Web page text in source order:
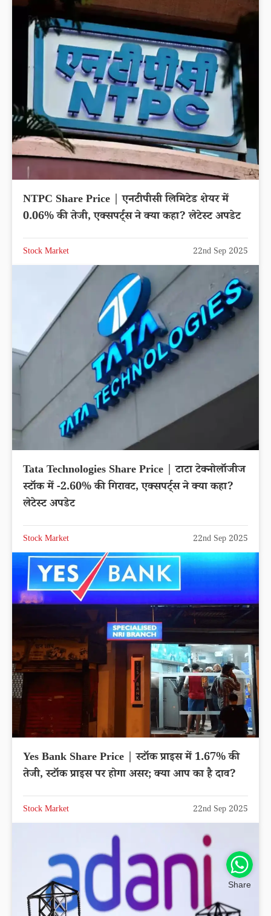
NTPC Share Price | एनटीपीसी लिमिटेड शेयर में
0.06% की तेजी, एक्सपर्ट्स ने क्या कहा? लेटेस्ट अपडेट
Stock Market 22nd Sep 2025
Tata Technologies Share Price | टाटा टेक्नोलॉजीज
स्टॉक में -2.60% की गिरावट, एक्सपर्ट्स ने क्या कहा?
लेटेस्ट अपडेट
Stock Market 22nd Sep 2025
Yes Bank Share Price | स्टॉक प्राइस में 1.67% की
तेजी, स्टॉक प्राइस पर होगा असर; क्या आप का है दाव?
Stock Market 22nd Sep 2025
Share